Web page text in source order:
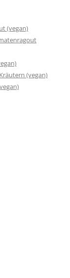
(vegan)
(vegan)